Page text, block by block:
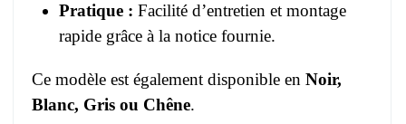
Pratique : Facilité d’entretien et montage
rapide grâce à la notice fournie.
Ce modèle est également disponible en Noir,
Blanc, Gris ou Chêne.